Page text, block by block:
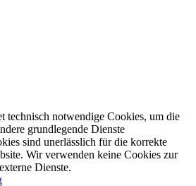
technisch notwendige Cookies, um die
grundlegende Dienste
sind unerlässlich für die korrekte
Wir verwenden keine Cookies zur
Dienste.